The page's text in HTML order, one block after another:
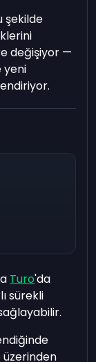
şekilde
değişiyor —
yeni
Turo'da
sürekli